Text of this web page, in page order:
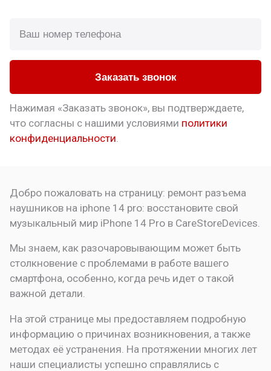
Заказать звонок
Нажимая «Заказать звонок», вы подтверждаете,
что согласны с нашими условиями политики
конфиденциальности.
Добро пожаловать на страницу: ремонт разъема
наушников на iphone 14 pro: восстановите свой
музыкальный мир iPhone 14 Pro в CareStoreDevices.
Мы знаем, как разочаровывающим может быть
столкновение с проблемами в работе вашего
смартфона, особенно, когда речь идет о такой
важной детали.
На этой странице мы предоставляем подробную
информацию о причинах возникновения, а также
методах её устранения. На протяжении многих лет
наши специалисты успешно справлялись с